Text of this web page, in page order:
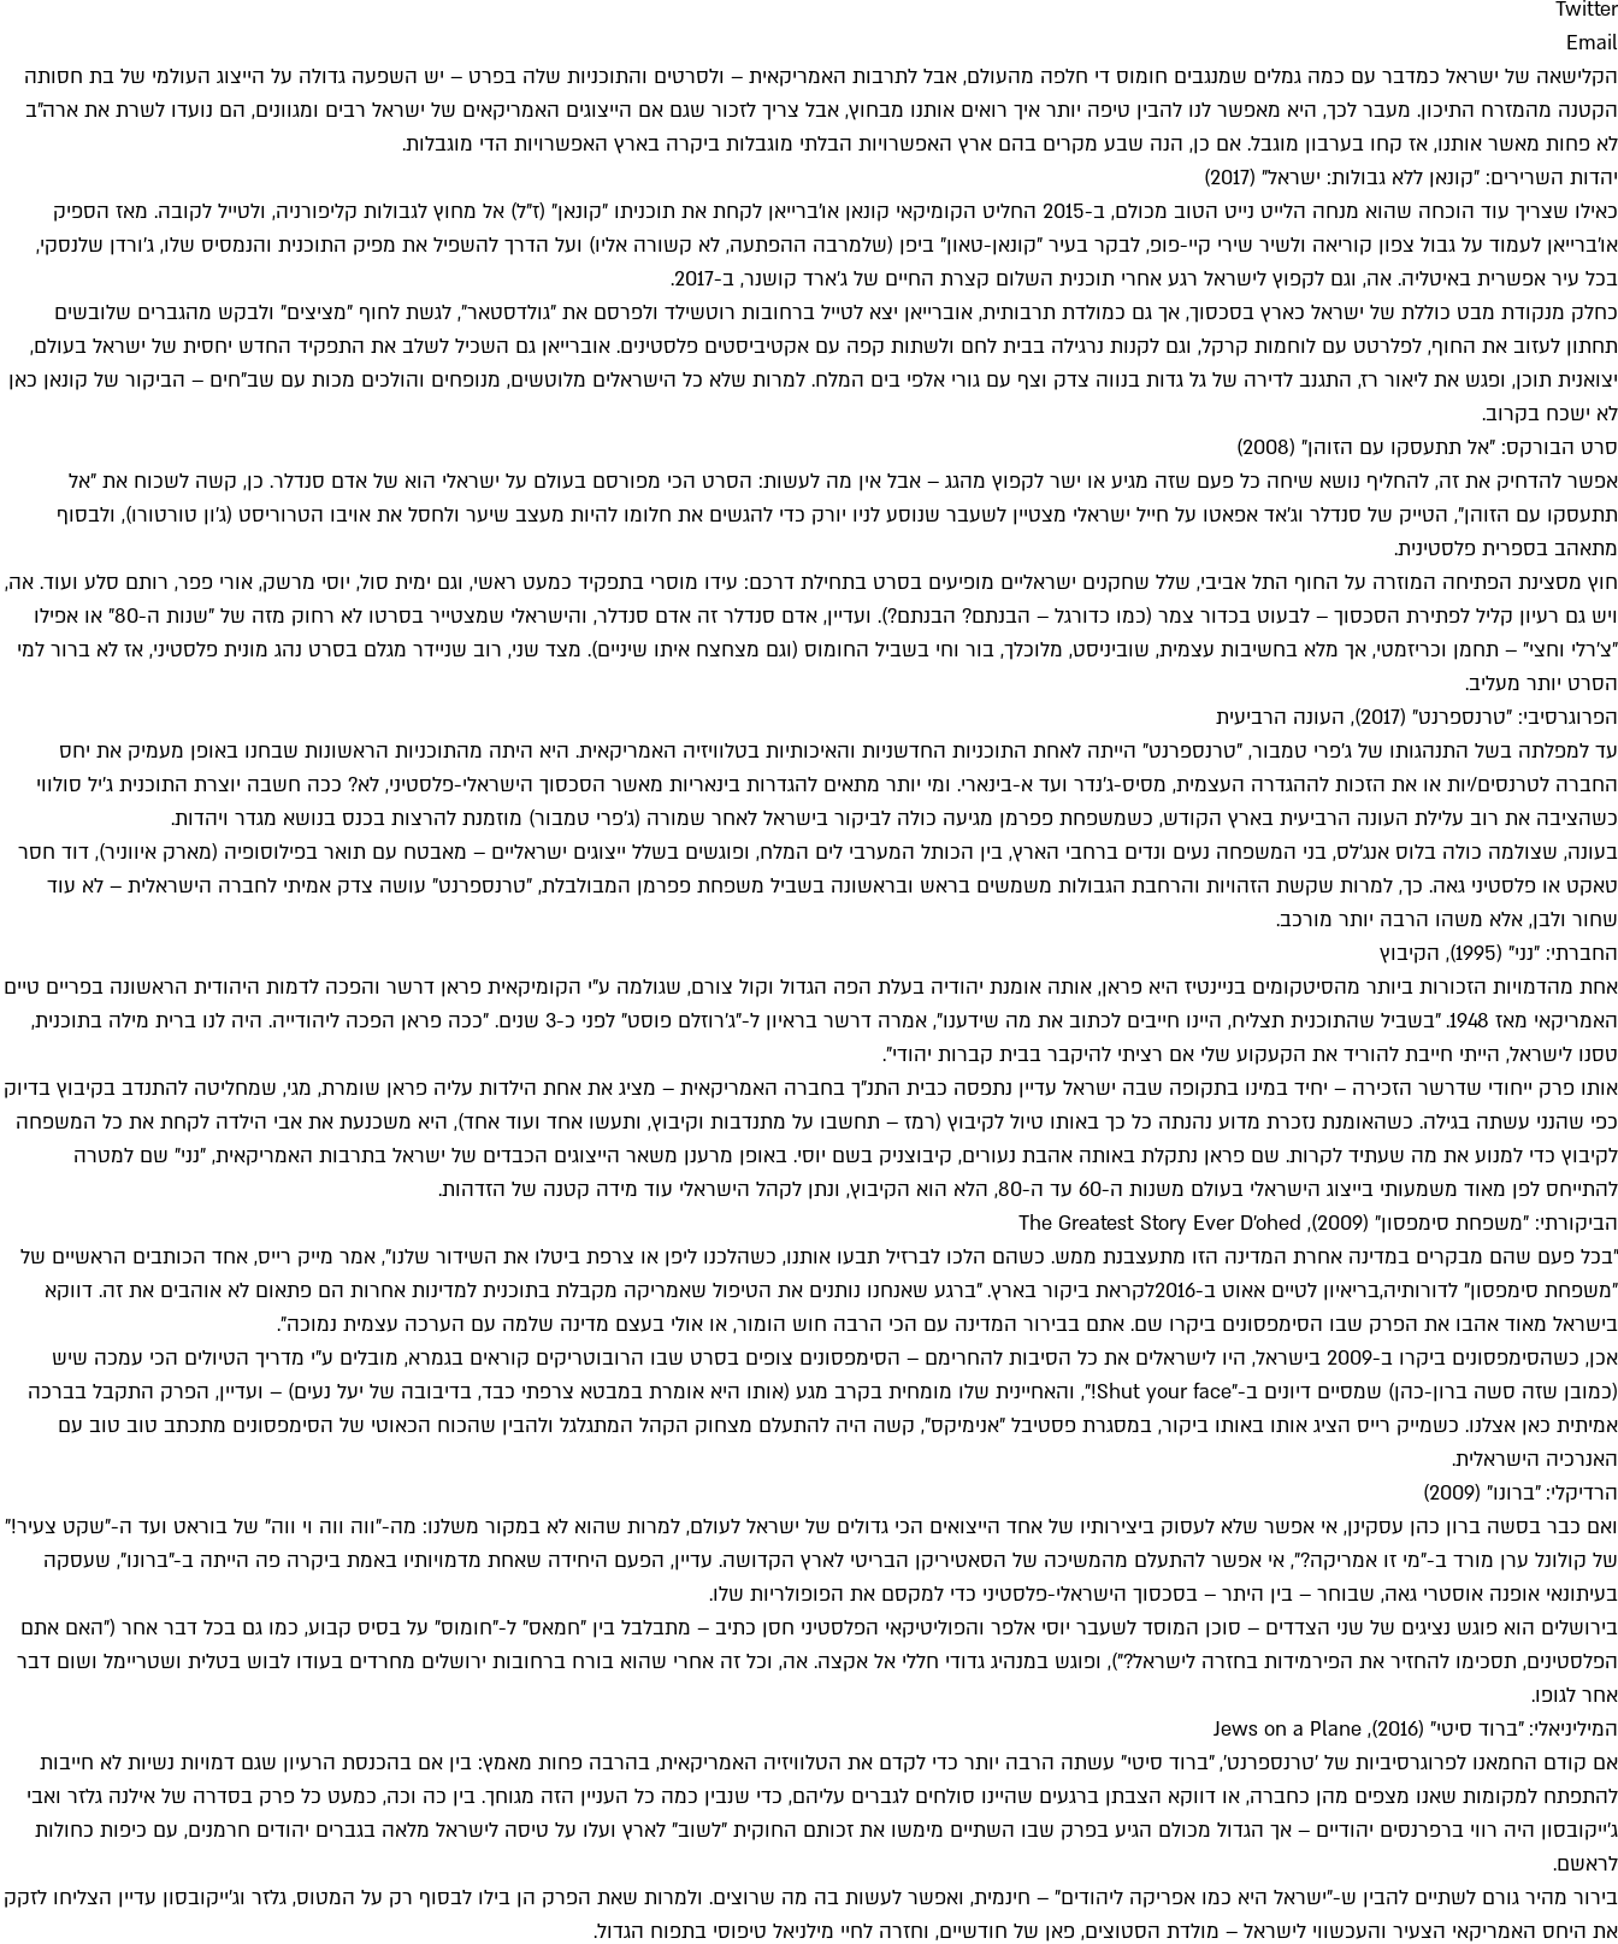
Twitter
Email
הקלישאה של ישראל כמדבר עם כמה גמלים שמנגבים חומוס די חלפה מהעולם, אבל לתרבות האמריקאית – ולסרטים והתוכניות שלה בפרט – יש השפעה גדולה על הייצוג העולמי של בת חסותה
הקטנה מהמזרח התיכון. מעבר לכך, היא מאפשר לנו להבין טיפה יותר איך רואים אותנו מבחוץ, אבל צריך לזכור שגם אם הייצוגים האמריקאים של ישראל רבים ומגוונים, הם נועדו לשרת את ארה"ב
לא פחות מאשר אותנו, אז קחו בערבון מוגבל. אם כן, הנה שבע מקרים בהם ארץ האפשרויות הבלתי מוגבלות ביקרה בארץ האפשרויות הדי מוגבלות.
יהדות השרירים: "קונאן ללא גבולות: ישראל" (2017)
כאילו שצריך עוד הוכחה שהוא מנחה הלייט נייט הטוב מכולם, ב-2015 החליט הקומיקאי קונאן או'ברייאן לקחת את תוכניתו "קונאן" (ז"ל) אל מחוץ לגבולות קליפורניה, ולטייל לקובה. מאז הספיק
או'ברייאן לעמוד על גבול צפון קוריאה ולשיר שירי קיי-פופ, לבקר בעיר "קונאן-טאון" ביפן (שלמרבה ההפתעה, לא קשורה אליו) ועל הדרך להשפיל את מפיק התוכנית והנמסיס שלו, ג'ורדן שלנסקי,
בכל עיר אפשרית באיטליה. אה, וגם לקפוץ לישראל רגע אחרי תוכנית השלום קצרת החיים של ג'ארד קושנר, ב-2017.
כחלק מנקודת מבט כוללת של ישראל כארץ בסכסוך, אך גם כמולדת תרבותית, אוברייאן יצא לטייל ברחובות רוטשילד ולפרסם את "גולדסטאר", לגשת לחוף "מציצים" ולבקש מהגברים שלובשים
תחתון לעזוב את החוף, לפלרטט עם לוחמות קרקל, וגם לקנות נרגילה בבית לחם ולשתות קפה עם אקטיביסטים פלסטינים. אוברייאן גם השכיל לשלב את התפקיד החדש יחסית של ישראל בעולם,
יצואנית תוכן, ופגש את ליאור רז, התגנב לדירה של גל גדות בנווה צדק וצף עם גורי אלפי בים המלח. למרות שלא כל הישראלים מלוטשים, מנופחים והולכים מכות עם שב"חים – הביקור של קונאן כאן
לא ישכח בקרוב.
סרט הבורקס: "אל תתעסקו עם הזוהן" (2008)
אפשר להדחיק את זה, להחליף נושא שיחה כל פעם שזה מגיע או ישר לקפוץ מהגג – אבל אין מה לעשות: הסרט הכי מפורסם בעולם על ישראלי הוא של אדם סנדלר. כן, קשה לשכוח את "אל
תתעסקו עם הזוהן", הטייק של סנדלר וג'אד אפאטו על חייל ישראלי מצטיין לשעבר שנוסע לניו יורק כדי להגשים את חלומו להיות מעצב שיער ולחסל את אויבו הטרוריסט (ג'ון טורטורו), ולבסוף
מתאהב בספרית פלסטינית.
חוץ מסצינת הפתיחה המוזרה על החוף התל אביבי, שלל שחקנים ישראליים מופיעים בסרט בתחילת דרכם: עידו מוסרי בתפקיד כמעט ראשי, וגם ימית סול, יוסי מרשק, אורי פפר, רותם סלע ועוד. אה,
ויש גם רעיון קליל לפתירת הסכסוך – לבעוט בכדור צמר (כמו כדורגל – הבנתם? הבנתם?). ועדיין, אדם סנדלר זה אדם סנדלר, והישראלי שמצטייר בסרטו לא רחוק מזה של "שנות ה-80" או אפילו
"צ'רלי וחצי" – תחמן וכריזמטי, אך מלא בחשיבות עצמית, שוביניסט, מלוכלך, בור וחי בשביל החומוס (וגם מצחצח איתו שיניים). מצד שני, רוב שניידר מגלם בסרט נהג מונית פלסטיני, אז לא ברור למי
הסרט יותר מעליב.
הפרוגרסיבי: "טרנספרנט" (2017), העונה הרביעית
עד למפלתה בשל התנהגותו של ג'פרי טמבור, "טרנספרנט" הייתה לאחת התוכניות החדשניות והאיכותיות בטלוויזיה האמריקאית. היא היתה מהתוכניות הראשונות שבחנו באופן מעמיק את יחס
החברה לטרנסים/יות או את הזכות לההגדרה העצמית, מסיס-ג'נדר ועד א-בינארי. ומי יותר מתאים להגדרות בינאריות מאשר הסכסוך הישראלי-פלסטיני, לא? ככה חשבה יוצרת התוכנית ג'יל סולווי
כשהציבה את רוב עלילת העונה הרביעית בארץ הקודש, כשמשפחת פפרמן מגיעה כולה לביקור בישראל לאחר שמורה (ג'פרי טמבור) מוזמנת להרצות בכנס בנושא מגדר ויהדות.
בעונה, שצולמה כולה בלוס אנג'לס, בני המשפחה נעים ונדים ברחבי הארץ, בין הכותל המערבי לים המלח, ופוגשים בשלל ייצוגים ישראליים – מאבטח עם תואר בפילוסופיה (מארק איווניר), דוד חסר
טאקט או פלסטיני גאה. כך, למרות שקשת הזהויות והרחבת הגבולות משמשים בראש ובראשונה בשביל משפחת פפרמן המבולבלת, "טרנספרנט" עושה צדק אמיתי לחברה הישראלית – לא עוד
שחור ולבן, אלא משהו הרבה יותר מורכב.
החברתי: "נני" (1995), הקיבוץ
אחת מהדמויות הזכורות ביותר מהסיטקומים בניינטיז היא פראן, אותה אומנת יהודיה בעלת הפה הגדול וקול צורם, שגולמה ע"י הקומיקאית פראן דרשר והפכה לדמות היהודית הראשונה בפריים טיים
האמריקאי מאז 1948. "בשביל שהתוכנית תצליח, היינו חייבים לכתוב את מה שידענו", אמרה דרשר בראיון ל-"ג'רוזלם פוסט" לפני כ-3 שנים. "ככה פראן הפכה ליהודייה. היה לנו ברית מילה בתוכנית,
טסנו לישראל, הייתי חייבת להוריד את הקעקוע שלי אם רציתי להיקבר בבית קברות יהודי".
אותו פרק ייחודי שדרשר הזכירה – יחיד במינו בתקופה שבה ישראל עדיין נתפסה כבית התנ"ך בחברה האמריקאית – מציג את אחת הילדות עליה פראן שומרת, מגי, שמחליטה להתנדב בקיבוץ בדיוק
כפי שהנני עשתה בגילה. כשהאומנת נזכרת מדוע נהנתה כל כך באותו טיול לקיבוץ (רמז – תחשבו על מתנדבות וקיבוץ, ותעשו אחד ועוד אחד), היא משכנעת את אבי הילדה לקחת את כל המשפחה
לקיבוץ כדי למנוע את מה שעתיד לקרות. שם פראן נתקלת באותה אהבת נעורים, קיבוצניק בשם יוסי. באופן מרענן משאר הייצוגים הכבדים של ישראל בתרבות האמריקאית, "נני" שם למטרה
להתייחס לפן מאוד משמעותי בייצוג הישראלי בעולם משנות ה-60 עד ה-80, הלא הוא הקיבוץ, ונתן לקהל הישראלי עוד מידה קטנה של הזדהות.
הביקורתי: "משפחת סימפסון" (2009), The Greatest Story Ever D'ohed
"בכל פעם שהם מבקרים במדינה אחרת המדינה הזו מתעצבנת ממש. כשהם הלכו לברזיל תבעו אותנו, כשהלכנו ליפן או צרפת ביטלו את השידור שלנו", אמר מייק רייס, אחד הכותבים הראשיים של
"משפחת סימפסון" לדורותיה,בריאיון לטיים אאוט ב-2016
לקראת ביקור בארץ. "ברגע שאנחנו נותנים את הטיפול שאמריקה מקבלת בתוכנית למדינות אחרות הם פתאום לא אוהבים את זה. דווקא
בישראל מאוד אהבו את הפרק שבו הסימפסונים ביקרו שם. אתם בבירור המדינה עם הכי הרבה חוש הומור, או אולי בעצם מדינה שלמה עם הערכה עצמית נמוכה".
אכן, כשהסימפסונים ביקרו ב-2009 בישראל, היו לישראלים את כל הסיבות להחרימם – הסימפסונים צופים בסרט שבו הרובוטריקים קוראים בגמרא, מובלים ע"י מדריך הטיולים הכי עמכה שיש
(כמובן שזה סשה ברון-כהן) שמסיים דיונים ב-"Shut your face!", והאחיינית שלו מומחית בקרב מגע (אותו היא אומרת במבטא צרפתי כבד, בדיבובה של יעל נעים) – ועדיין, הפרק התקבל בברכה
אמיתית כאן אצלנו. כשמייק רייס הציג אותו באותו ביקור, במסגרת פסטיבל "אנימיקס", קשה היה להתעלם מצחוק הקהל המתגלגל ולהבין שהכוח הכאוטי של הסימפסונים מתכתב טוב טוב עם
האנרכיה הישראלית.
הרדיקלי: "ברונו" (2009)
ואם כבר בסשה ברון כהן עסקינן, אי אפשר שלא לעסוק ביצירותיו של אחד הייצואים הכי גדולים של ישראל לעולם, למרות שהוא לא במקור משלנו: מה-"ווה ווה וי ווה" של בוראט ועד ה-"שקט צעיר!"
של קולונל ערן מורד ב-"מי זו אמריקה?", אי אפשר להתעלם מהמשיכה של הסאטיריקן הבריטי לארץ הקדושה. עדיין, הפעם היחידה שאחת מדמויותיו באמת ביקרה פה הייתה ב-"ברונו", שעסקה
בעיתונאי אופנה אוסטרי גאה, שבוחר – בין היתר – בסכסוך הישראלי-פלסטיני כדי למקסם את הפופולריות שלו.
בירושלים הוא פוגש נציגים של שני הצדדים – סוכן המוסד לשעבר יוסי אלפר והפוליטיקאי הפלסטיני חסן כתיב – מתבלבל בין "חמאס" ל-"חומוס" על בסיס קבוע, כמו גם בכל דבר אחר ("האם אתם
הפלסטינים, תסכימו להחזיר את הפירמידות בחזרה לישראל?"), ופוגש במנהיג גדודי חללי אל אקצה. אה, וכל זה אחרי שהוא בורח ברחובות ירושלים מחרדים בעודו לבוש בטלית ושטריימל ושום דבר
אחר לגופו.
המיליניאלי: "ברוד סיטי" (2016), Jews on a Plane
אם קודם החמאנו לפרוגרסיביות של 'טרנספרנט', "ברוד סיטי" עשתה הרבה יותר כדי לקדם את הטלוויזיה האמריקאית, בהרבה פחות מאמץ: בין אם בהכנסת הרעיון שגם דמויות נשיות לא חייבות
להתפתח למקומות שאנו מצפים מהן כחברה, או דווקא הצבתן ברגעים שהיינו סולחים לגברים עליהם, כדי שנבין כמה כל העניין הזה מגוחך. בין כה וכה, כמעט כל פרק בסדרה של אילנה גלזר ואבי
ג'ייקובסון היה רווי ברפרנסים יהודיים – אך הגדול מכולם הגיע בפרק שבו השתיים מימשו את זכותם החוקית "לשוב" לארץ ועלו על טיסה לישראל מלאה בגברים יהודים חרמנים, עם כיפות כחולות
לראשם.
בירור מהיר גורם לשתיים להבין ש-"ישראל היא כמו אפריקה ליהודים" – חינמית, ואפשר לעשות בה מה שרוצים. ולמרות שאת הפרק הן בילו לבסוף רק על המטוס, גלזר וג'ייקובסון עדיין הצליחו לזקק
את היחס האמריקאי הצעיר והעכשווי לישראל – מולדת הסטוצים, פאן של חודשיים, וחזרה לחיי מילניאל טיפוסי בתפוח הגדול.